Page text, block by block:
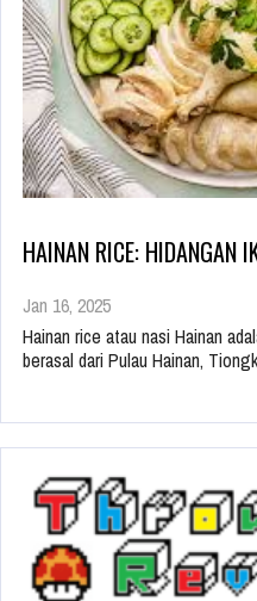
HAINAN RICE: HIDANGAN
Jan 16, 2025
Hainan rice atau nasi Hainan
berasal dari Pulau Hainan,